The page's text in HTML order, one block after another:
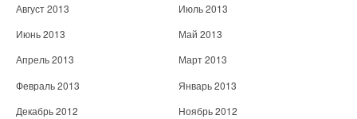
Август 2013
Июль 2013
Июнь 2013
Май 2013
Апрель 2013
Март 2013
Февраль 2013
Январь 2013
Декабрь 2012
Ноябрь 2012